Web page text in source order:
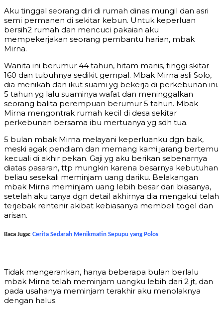
Aku tinggal seorang diri di rumah dinas mungil dan asri
semi permanen di sekitar kebun. Untuk keperluan
bersih2 rumah dan mencuci pakaian aku
mempekerjakan seorang pembantu harian, mbak
Mirna.
Wanita ini berumur 44 tahun, hitam manis, tinggi skitar
160 dan tubuhnya sedikit gempal. Mbak Mirna asli Solo,
dia menikah dan ikut suami yg bekerja di perkebunan ini.
5 tahun yg lalu suaminya wafat dan meninggalkan
seorang balita perempuan berumur 5 tahun. Mbak
Mirna mengontrak rumah kecil di desa sekitar
perkebunan bersama ibu mertuanya yg sdh tua.
5 bulan mbak Mirna melayani keperluanku dgn baik,
meski agak pendiam dan memang kami jarang bertemu
kecuali di akhir pekan. Gaji yg aku berikan sebenarnya
diatas pasaran, ttp mungkin karena besarnya kebutuhan
beliau sesekali meminjam uang dariku. Belakangan
mbak Mirna meminjam uang lebih besar dari biasanya,
setelah aku tanya dgn detail akhirnya dia mengakui telah
terjebak rentenir akibat kebiasanya membeli togel dan
arisan.
Baca Juga: Cerita Sedarah Menikmatin Sepupu yang Polos
Tidak mengerankan, hanya beberapa bulan berlalu
mbak Mirna telah meminjam uangku lebih dari 2 jt, dan
pada usahanya meminjam terakhir aku menolaknya
dengan halus.